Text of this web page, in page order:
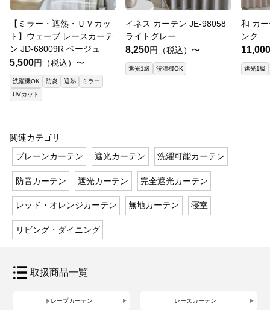
【ミラー・遮熱・ＵＶカッ
ト】ウェーブ レースカーテ
ン JD-68009R ベージュ
5,500円（税込）〜
洗濯機OK 防炎 遮熱
ミラー
UVカット
イネス カーテン JE-98058
ライトグレー
8,250円（税込）〜
遮光1級 洗濯機OK
和 カ
ンク
11,000
遮光1級
関連カテゴリ
プレーンカーテン
遮光カーテン 洗濯可能カーテン
防音カーテン 遮光カーテン 完全遮光カーテン
レッド・オレンジカーテン 無地カーテン 寝室
リビング・ダイニング
取扱商品一覧
ドレープカーテン レースカーテン